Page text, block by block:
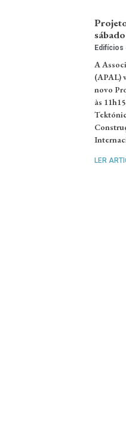
Edifícios
A
(APAL)
novo
às
LER